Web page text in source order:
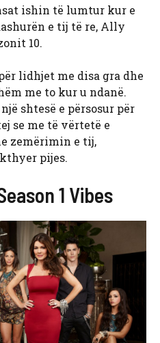
ishin të lumtur kur e
e tij të re, Ally
10.
lidhjet me disa gra dhe
me to kur u ndanë.
shtesë e përsosur për
se me të vërtetë e
zemërimin e tij,
pijes.
1 Vibes